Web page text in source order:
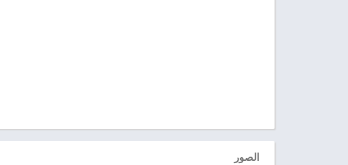
الصور